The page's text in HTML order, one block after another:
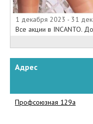
1 декабря 2023 - 31
Все акции в INCANTO.
Адрес
Профсоюзная 129а